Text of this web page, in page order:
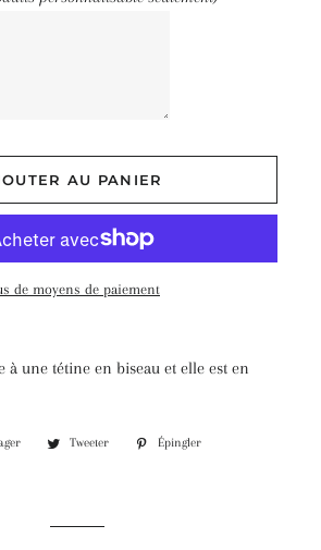
AU PANIER
de moyens de paiement
à une tétine en biseau et elle est en
PartagerTweeter
Tweeter Épingler